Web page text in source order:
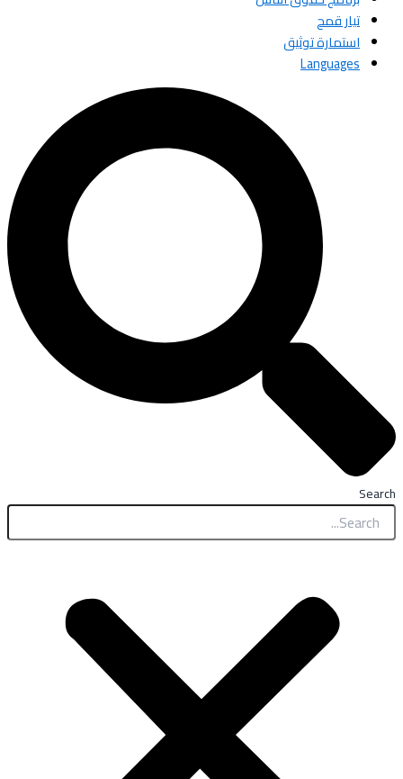
تيار قمح
استمارة توثيق
Languages
Search